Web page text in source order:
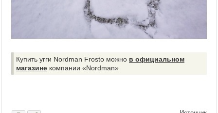
Купить угги Nordman Frosto можно в официальном
магазине компании «Nordman»